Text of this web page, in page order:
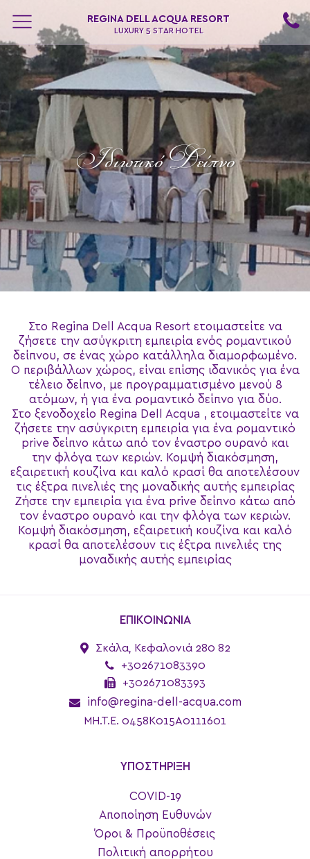
REGINA DELL ACQUA RESORT
LUXURY 5 STAR HOTEL
Ιδιωτικό Δείπνο
Στο Regina Dell Acqua Resort ετοιμαστείτε να
ζήσετε την ασύγκριτη εμπειρία ενός ρομαντικού
δείπνου, σε ένας χώρο κατάλληλα διαμορφωμένο.
O περιβάλλων χώρος, είναι επίσης ιδανικός για ένα
τέλειο δείπνο, με προγραμματισμένο μενού 8
ατόμων, ή για ένα ρομαντικό δείπνο για δύο.
Στο ξενοδοχείο Regina Dell Acqua , ετοιμαστείτε να
ζήσετε την ασύγκριτη εμπειρία για ένα ρομαντικό
prive δείπνο κάτω από τον έναστρο ουρανό και
την φλόγα των κεριών. Κομψή διακόσμηση,
εξαιρετική κουζίνα και καλό κρασί θα αποτελέσουν
τις έξτρα πινελιές της μοναδικής αυτής εμπειρίας
Ζήστε την εμπειρία για ένα prive δείπνο κάτω από
τον έναστρο ουρανό και την φλόγα των κεριών.
Κομψή διακόσμηση, εξαιρετική κουζίνα και καλό
κρασί θα αποτελέσουν τις έξτρα πινελιές της
μοναδικής αυτής εμπειρίας
ΕΠΙΚΟΙΝΩΝΙΑ
Σκάλα, Κεφαλονιά 280 82
+302671083390
+302671083393
info@regina-dell-acqua.com
MH.T.E. 0458K015A0111601
ΥΠΟΣΤΗΡΙΞΗ
COVID-19
Αποποίηση Ευθυνών
Όροι & Προϋποθέσεις
Πολιτική απορρήτου